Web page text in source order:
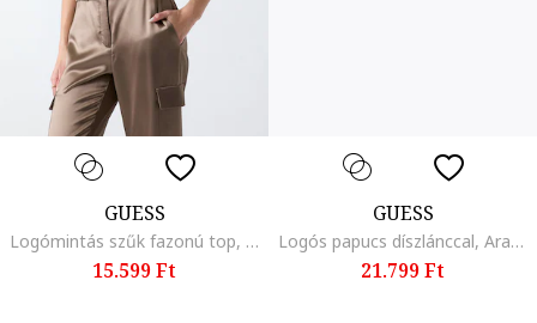
GUESS
Logómintás szűk fazonú top, Aranyszín/Világosbarna
15.599 Ft
GUESS
Logós papucs díszlánccal, Aranyszín/Világosbarna
21.799 Ft